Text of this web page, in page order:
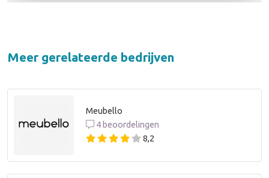
Meer gerelateerde bedrijven
Meubello
4 beoordelingen
8,2